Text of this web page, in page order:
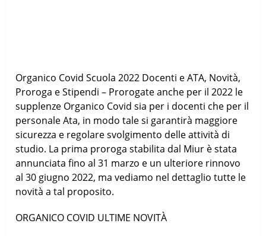
Organico Covid Scuola 2022 Docenti e ATA, Novità,
Proroga e Stipendi – Prorogate anche per il 2022 le
supplenze Organico Covid sia per i docenti che per il
personale Ata, in modo tale si garantirà maggiore
sicurezza e regolare svolgimento delle attività di
studio. La prima proroga stabilita dal Miur è stata
annunciata fino al 31 marzo e un ulteriore rinnovo
al 30 giugno 2022, ma vediamo nel dettaglio tutte le
novità a tal proposito.
ORGANICO COVID ULTIME NOVITÀ